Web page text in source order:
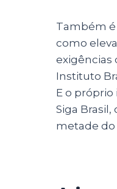
Também
como
exigências
Instituto
E o
Siga
metade do